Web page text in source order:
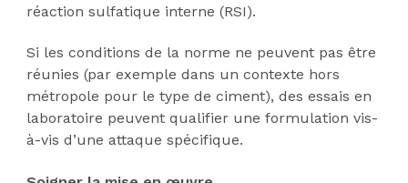
réaction sulfatique interne (RSI).
Si les conditions de la norme ne peuvent pas être
réunies (par exemple dans un contexte hors
métropole pour le type de ciment), des essais en
laboratoire peuvent qualifier une formulation vis-
à-vis d’une attaque spécifique.